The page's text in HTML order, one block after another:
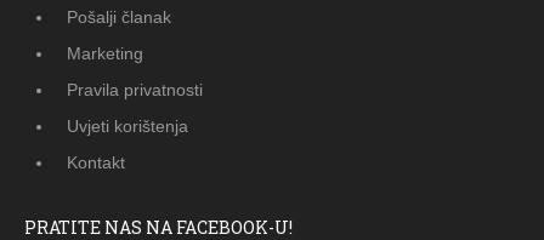
Pošalji članak
Marketing
Pravila privatnosti
Uvjeti korištenja
Kontakt
PRATITE NAS NA FACEBOOK-U!